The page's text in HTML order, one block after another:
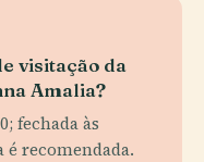
visitação da
Amalia?
fechada às
é recomendada.